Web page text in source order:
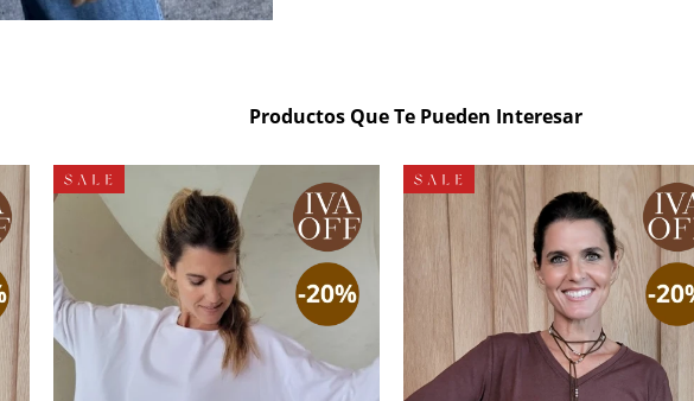
Productos Que Te Pueden Interesar